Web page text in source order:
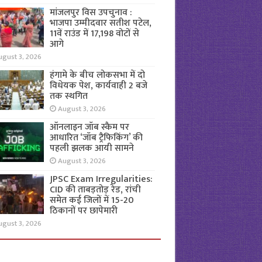
मांजलपुर विस उपचुनाव :
भाजपा उम्मीदवार सतीश पटेल,
11वें राउंड में 17,198 वोटों से
आगे
3, 2026
हंगामे के बीच लोकसभा में दो
विधेयक पेश, कार्यवाही 2 बजे
तक स्थगित
August 3, 2026
ऑनलाइन जॉब स्कैम पर
आधारित ‘जॉब ट्रैफिकिंग’ की
पहली झलक आयी सामने
August 3, 2026
JPSC Exam Irregularities:
CID की ताबड़तोड़ रेड, रांची
समेत कई जिलों में 15-20
ठिकानों पर छापेमारी
3, 2026